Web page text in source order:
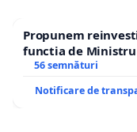
Propunem
functia de
56 semnături
Notificare de